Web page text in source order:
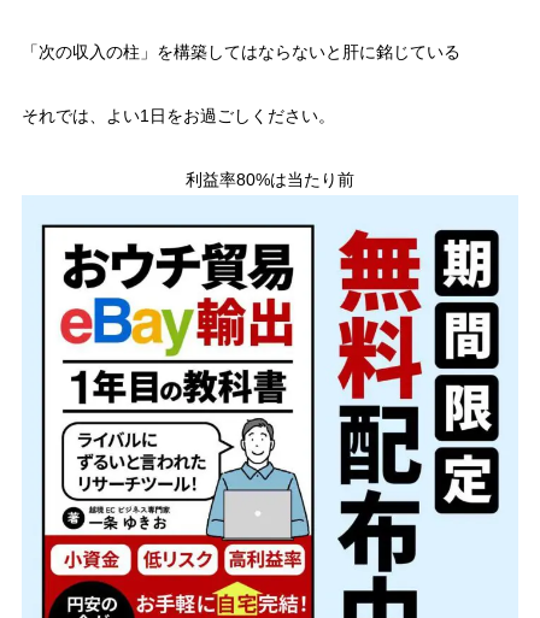
「次の収入の柱」を構築してはならないと肝に銘じている
それでは、よい1日をお過ごしください。
利益率80%は当たり前